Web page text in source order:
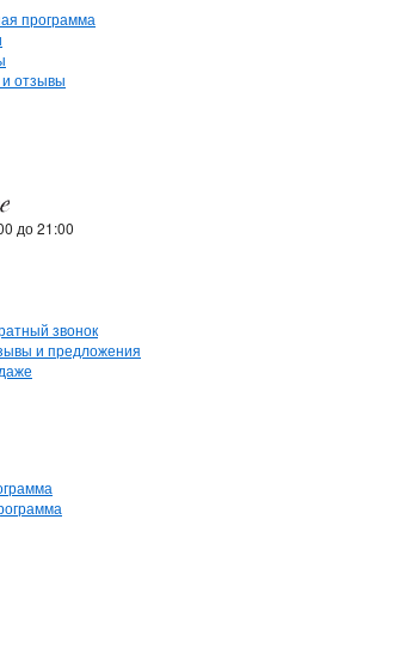
программа
отзывы
до 21:00
звонок
и предложения